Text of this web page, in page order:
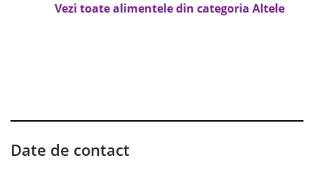
Vezi toate alimentele din categoria Altele
Date de contact